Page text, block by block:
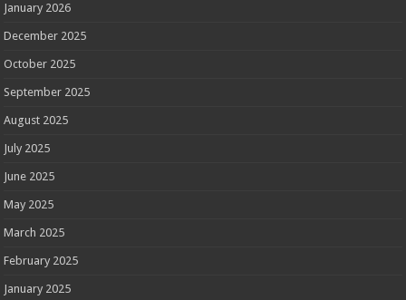
January 2026
December 2025
October 2025
September 2025
August 2025
July 2025
June 2025
May 2025
March 2025
February 2025
January 2025